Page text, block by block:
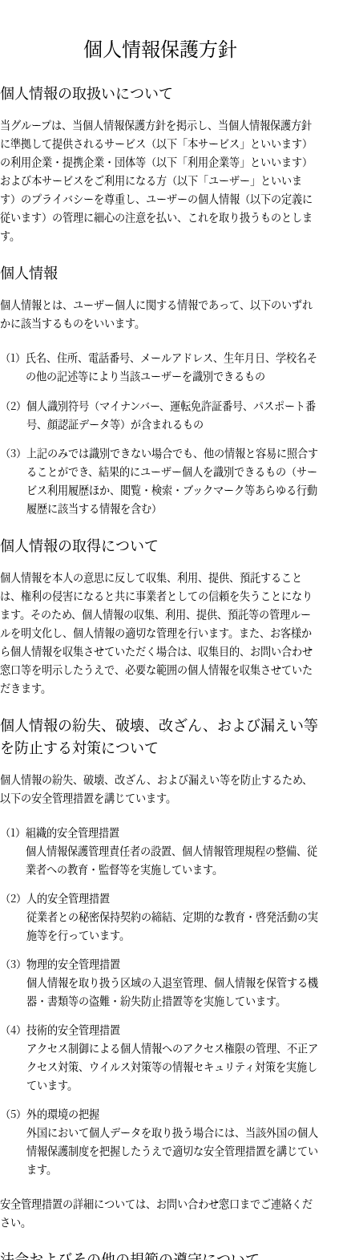
個人情報保護方針
個人情報の取扱いについて
当グループは、当個人情報保護方針を掲示し、当個人情報保護方針
に準拠して提供されるサービス（以下「本サービス」といいます）
の利用企業・提携企業・団体等（以下「利用企業等」といいます）
および本サービスをご利用になる方（以下「ユーザー」といいま
す）のプライバシーを尊重し、ユーザーの個人情報（以下の定義に
従います）の管理に細心の注意を払い、これを取り扱うものとしま
す。
個人情報
個人情報とは、ユーザー個人に関する情報であって、以下のいずれ
かに該当するものをいいます。
氏名、住所、電話番号、メールアドレス、生年月日、学校名そ
の他の記述等により当該ユーザーを識別できるもの
個人識別符号（マイナンバー、運転免許証番号、パスポート番
号、顔認証データ等）が含まれるもの
上記のみでは識別できない場合でも、他の情報と容易に照合す
ることができ、結果的にユーザー個人を識別できるもの（サー
ビス利用履歴ほか、閲覧・検索・ブックマーク等あらゆる行動
履歴に該当する情報を含む）
個人情報の取得について
個人情報を本人の意思に反して収集、利用、提供、預託すること
は、権利の侵害になると共に事業者としての信頼を失うことになり
ます。そのため、個人情報の収集、利用、提供、預託等の管理ルー
ルを明文化し、個人情報の適切な管理を行います。また、お客様か
ら個人情報を収集させていただく場合は、収集目的、お問い合わせ
窓口等を明示したうえで、必要な範囲の個人情報を収集させていた
だきます。
個人情報の紛失、破壊、改ざん、および漏えい等
を防止する対策について
個人情報の紛失、破壊、改ざん、および漏えい等を防止するため、
以下の安全管理措置を講じています。
組織的安全管理措置
個人情報保護管理責任者の設置、個人情報管理規程の整備、従
業者への教育・監督等を実施しています。
人的安全管理措置
従業者との秘密保持契約の締結、定期的な教育・啓発活動の実
施等を行っています。
物理的安全管理措置
個人情報を取り扱う区域の入退室管理、個人情報を保管する機
器・書類等の盗難・紛失防止措置等を実施しています。
技術的安全管理措置
アクセス制御による個人情報へのアクセス権限の管理、不正ア
クセス対策、ウイルス対策等の情報セキュリティ対策を実施し
ています。
外的環境の把握
外国において個人データを取り扱う場合には、当該外国の個人
情報保護制度を把握したうえで適切な安全管理措置を講じてい
ます。
安全管理措置の詳細については、お問い合わせ窓口までご連絡くだ
さい。